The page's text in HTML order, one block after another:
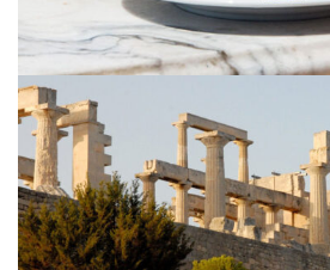
History
Aegina